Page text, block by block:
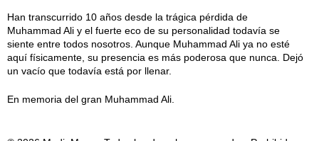
Han transcurrido 10 años desde la trágica pérdida de
Muhammad Ali y el fuerte eco de su personalidad todavía se
siente entre todos nosotros. Aunque Muhammad Ali ya no esté
aquí físicamente, su presencia es más poderosa que nunca. Dejó
un vacío que todavía está por llenar.
En memoria del gran Muhammad Ali.